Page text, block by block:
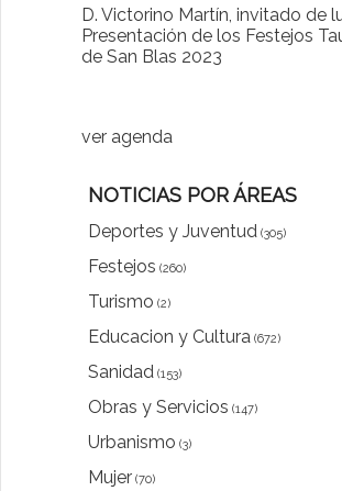
D. Victorino Martín, invitado de
Presentación de los Festejos
de San Blas 2023
ver agenda
NOTICIAS POR ÁREAS
Deportes y Juventud (305)
Festejos (260)
Turismo (2)
Educacion y Cultura (672)
Sanidad (153)
Obras y Servicios (147)
Urbanismo (3)
Mujer (70)